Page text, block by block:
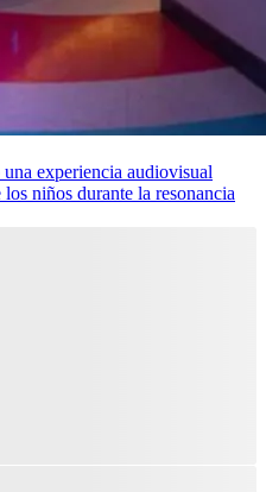
experiencia audiovisual
niños durante la resonancia